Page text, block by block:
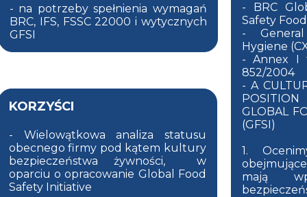
- BRC
Safety
-
Hygiene
- Annex I
852/2004
- A
GLOBAL
(GFSI)
1.
mają
KORZYŚCI
- Wielowątkowa analiza statusu
obecnego firmy pod kątem kultury
bezpieczeństwa żywności, w
oparciu o opracowanie Global Food
Safety Initiative
- na potrzeby spełnienia wymagań
BRC, IFS, FSSC 22000 i wytycznych
GFSI